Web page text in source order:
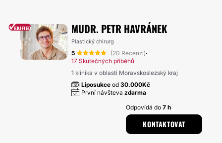
MUDR. PETR HAVRÁNEK
Plastický chirurg
5 (20 Recenzí)·
17 Skutečných příběhů
1 klinika v oblasti Moravskoslezský kraj
Liposukce od 30.000Kč
První návšteva zdarma
Odpovídá do7 h
KONTAKTOVAT